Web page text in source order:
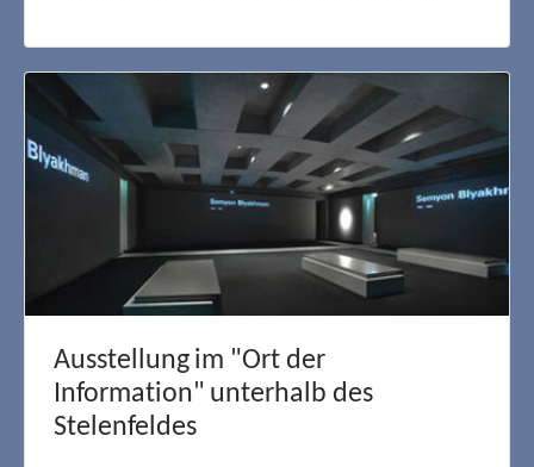
Ausstellung im "Ort der
Information" unterhalb des
Stelenfeldes